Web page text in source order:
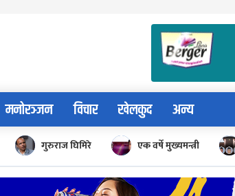
मनोरञ्जन विचार खेलकुद अन्य
गुरुराज घिमिरे एक वर्षे मुख्यमन्त्री